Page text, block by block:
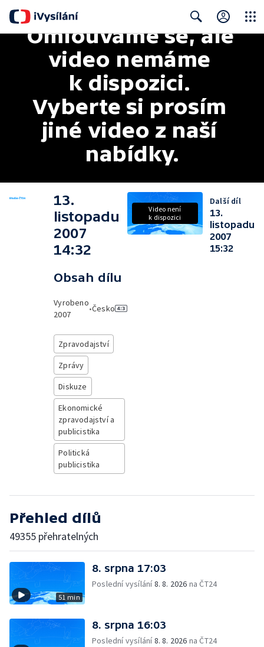
Search
Omlouváme se, ale
video nemáme
k dispozici.
Vyberte si prosím
jiné video z naší
nabídky.
13.
listopadu
2007
14:32
Obsah dílu
Vyrobeno
2007
•Česko
Zpravodajství
Zprávy
Diskuze
Ekonomické
zpravodajství a
publicistika
Politická
publicistika
Video není
k dispozici
Další díl
13.
listopadu
2007
15:32
Přehled dílů
49355 přehratelných
51 min
8. srpna 17:03
Poslední vysílání8. 8. 2026 na ČT24
8. srpna 16:03
Poslední vysílání8. 8. 2026 na ČT24